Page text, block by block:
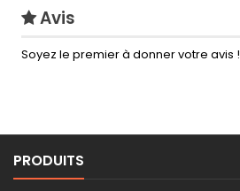
Avis
Soyez le premier à donner votre avis !
PRODUITS